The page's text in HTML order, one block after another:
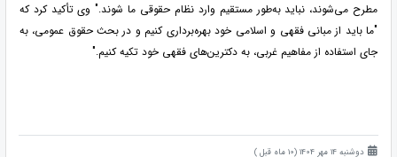
مطرح می‌شوند، نباید به‌طور مستقیم وارد نظام حقوقی ما شوند." وی تأکید کرد که
"ما باید از مبانی فقهی و اسلامی خود بهره‌برداری کنیم و در بحث حقوق عمومی، به
جای استفاده از مفاهیم غربی، به دکترین‌های فقهی خود تکیه کنیم."
دوشنبه 14 مهر 1404 (10 ماه قبل )